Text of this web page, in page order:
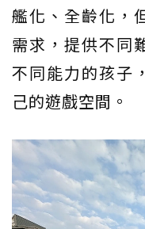
艦化、全齡化，
需求，提供不同
不同能力的孩子
己的遊戲空間。